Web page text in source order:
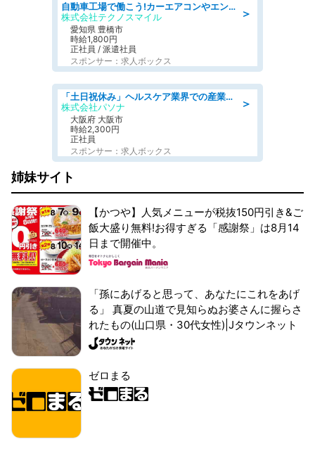
＞
自動車工場で働こう!カーエアコンやエンジンの製造・加工業務/寮完備 denso aichi
株式会社テクノスマイル
愛知県 豊橋市
時給1,800円
正社員 / 派遣社員
スポンサー：求人ボックス
＞
「土日祝休み」ヘルスケア業界での産業保健師業務/看護師/高時給/要資格:正看護師
株式会社パソナ
大阪府 大阪市
時給2,300円
正社員
スポンサー：求人ボックス
姉妹サイト
【かつや】人気メニューが税抜150円引き&ご
飯大盛り無料!お得すぎる「感謝祭」は8月14
日まで開催中。
「孫にあげると思って、あなたにこれをあげ
る」 真夏の山道で見知らぬお婆さんに握らさ
れたもの(山口県・30代女性)|Jタウンネット
ゼロまる